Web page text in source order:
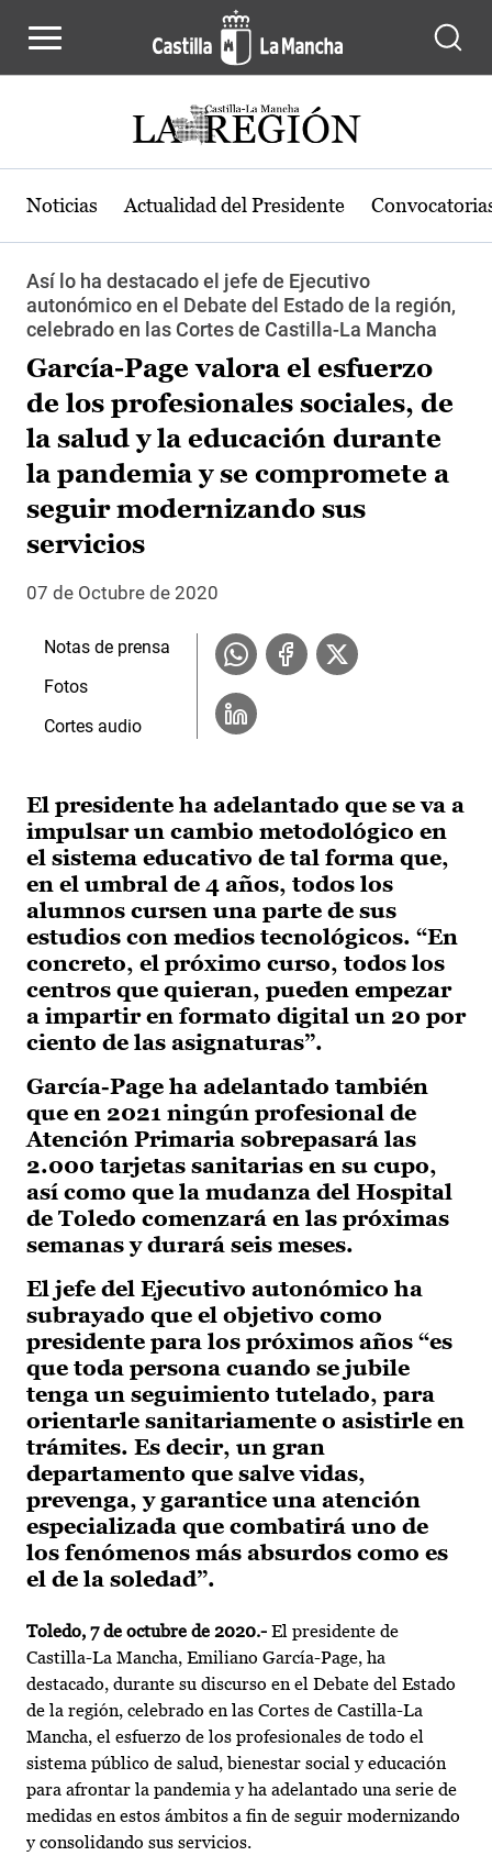
Noticias Actualidad del Presidente
Así lo ha destacado el jefe de Ejecutivo
autonómico en el Debate del Estado de la región,
celebrado en las Cortes de Castilla-La Mancha
García-Page valora el esfuerzo
de los profesionales sociales, de
la salud y la educación durante
la pandemia y se compromete a
seguir modernizando sus
servicios
07 de Octubre de 2020
El presidente ha adelantado que se va a
impulsar un cambio metodológico en
el sistema educativo de tal forma que,
en el umbral de 4 años, todos los
alumnos cursen una parte de sus
estudios con medios tecnológicos. “En
concreto, el próximo curso, todos los
centros que quieran, pueden empezar
a impartir en formato digital un 20 por
ciento de las asignaturas”.
García-Page ha adelantado también
que en 2021 ningún profesional de
Atención Primaria sobrepasará las
2.000 tarjetas sanitarias en su cupo,
así como que la mudanza del Hospital
de Toledo comenzará en las próximas
semanas y durará seis meses.
El jefe del Ejecutivo autonómico ha
subrayado que el objetivo como
presidente para los próximos años “es
que toda persona cuando se jubile
tenga un seguimiento tutelado, para
orientarle sanitariamente o asistirle en
trámites. Es decir, un gran
departamento que salve vidas,
prevenga, y garantice una atención
especializada que combatirá uno de
los fenómenos más absurdos como es
el de la soledad”.
Toledo, 7 de octubre de 2020.- El presidente de
Castilla-La Mancha, Emiliano García-Page, ha
destacado, durante su discurso en el Debate del Estado
de la región, celebrado en las Cortes de Castilla-La
Mancha, el esfuerzo de los profesionales de todo el
sistema público de salud, bienestar social y educación
para afrontar la pandemia y ha adelantado una serie de
medidas en estos ámbitos a fin de seguir modernizando
y consolidando sus servicios.
Notas de prensa
Fotos
Cortes audio